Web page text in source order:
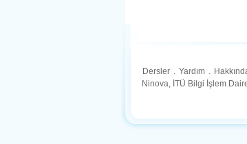
Dersler . Yardım .
Ninova, İTÜ Bilgi İşlem